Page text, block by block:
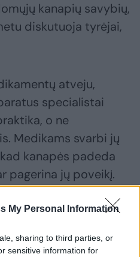
My Personal Information
sharing to third parties, or
sensitive information for
kanapių savybių,
diskutuoja tyrėjai,
atveju,
specialistai
o ne
Medikams svarbi jų
kanapės padeda
pagerina jų poveikį.
leidžiama vartoti tik
medikamentus.
išsėtinės